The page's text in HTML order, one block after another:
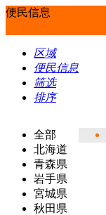
便民信息
区域
便民信息
筛选
排序
全部
北海道
青森県
岩手県
宮城県
秋田県